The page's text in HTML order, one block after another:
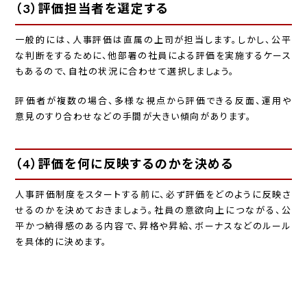
（3）評価担当者を選定する
一般的には、人事評価は直属の上司が担当します。しかし、公平
な判断をするために、他部署の社員による評価を実施するケース
もあるので、自社の状況に合わせて選択しましょう。
評価者が複数の場合、多様な視点から評価できる反面、運用や
意見のすり合わせなどの手間が大きい傾向があります。
（4）評価を何に反映するのかを決める
人事評価制度をスタートする前に、必ず評価をどのように反映さ
せるのかを決めておきましょう。社員の意欲向上につながる、公
平かつ納得感のある内容で、昇格や昇給、ボーナスなどのルール
を具体的に決めます。